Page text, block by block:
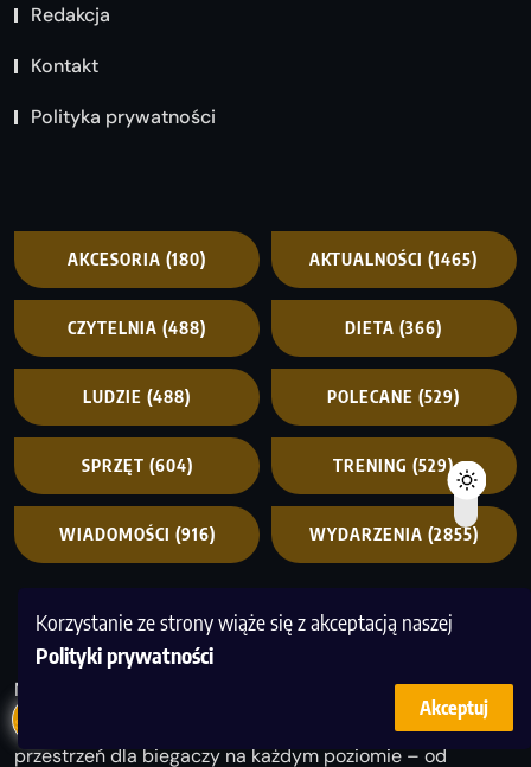
Korzystanie ze strony wiąże się z akceptacją naszej
Polityki prywatności
Akceptuj
Redakcja
Kontakt
Polityka prywatności
AKCESORIA (180) AKTUALNOŚCI (1465)
CZYTELNIA (488) DIETA (366)
LUDZIE (488) POLECANE (529)
SPRZĘT (604) TRENING (529)
WIADOMOŚCI (916) WYDARZENIA (2855)
MagazynBieganie to miejsce, gdzie pasja do ruchu
spotyka się z wiedzą i inspiracją. Tworzymy
przestrzeń dla biegaczy na każdym poziomie – od